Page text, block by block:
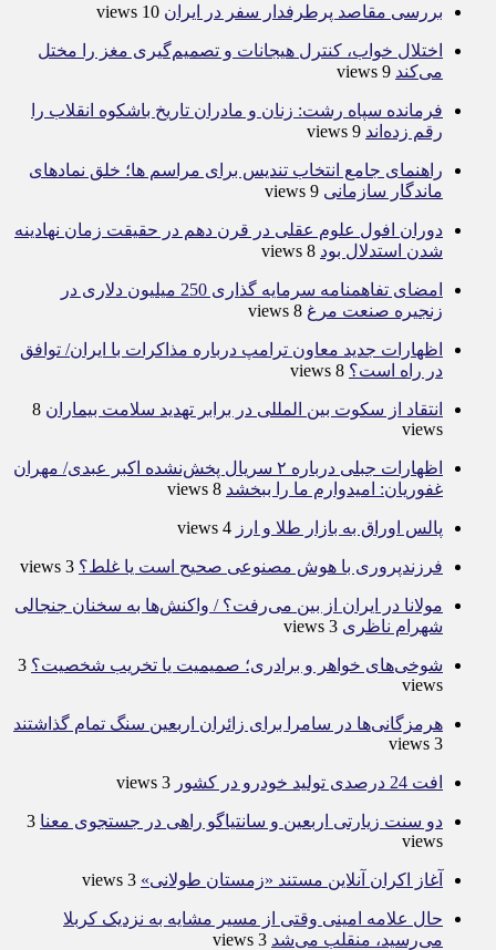
بررسی مقاصد پرطرفدار سفر در ایران 10 views
اختلال خواب، کنترل هیجانات و تصمیم‌گیری مغز را مختل
می‌کند 9 views
فرمانده سپاه رشت: زنان و مادران تاریخ باشکوه انقلاب را
رقم زده‌اند 9 views
راهنمای جامع انتخاب تندیس برای مراسم ها؛ خلق نمادهای
ماندگار سازمانی 9 views
دوران افول علوم عقلی در قرن دهم در حقیقت زمان نهادینه
شدن استدلال بود 8 views
امضای تفاهمنامه سرمایه گذاری 250 میلیون دلاری در
زنجیره صنعت مرغ 8 views
اظهارات جدید معاون ترامپ درباره مذاکرات با ایران/ توافق
در راه است؟ 8 views
انتقاد از سکوت بین المللی در برابر تهدید سلامت بیماران 8
views
اظهارات جبلی درباره ۲ سریال پخش‌نشده اکبر عبدی/ مهران
غفوریان: امیدوارم ما را ببخشد 8 views
پالس اوراق به بازار طلا و ارز 4 views
فرزندپروری با هوش مصنوعی صحیح است یا غلط؟ 3 views
مولانا در ایران از بین می‌رفت؟ / واکنش‌ها به سخنان جنجالی
شهرام ناظری 3 views
شوخی‌های خواهر و برادری؛ صمیمیت یا تخریب شخصیت؟ 3
views
هرمزگانی‌ها در سامرا برای زائران اربعین سنگ تمام گذاشتند
3 views
افت 24 درصدی تولید خودرو در کشور 3 views
دو سنت زیارتی اربعین و سانتیاگو راهی در جستجوی معنا 3
views
آغاز اکران آنلاین مستند «زمستان طولانی» 3 views
حال علامه امینی وقتی از مسیر مشایه به نزدیک کربلا
می‌رسید، منقلب می‌شد 3 views